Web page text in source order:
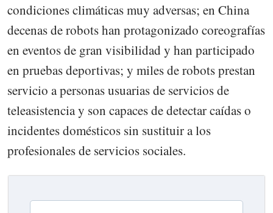
condiciones climáticas muy adversas; en China
decenas de robots han protagonizado coreografías
en eventos de gran visibilidad y han participado
en pruebas deportivas; y miles de robots prestan
servicio a personas usuarias de servicios de
teleasistencia y son capaces de detectar caídas o
incidentes domésticos sin sustituir a los
profesionales de servicios sociales.